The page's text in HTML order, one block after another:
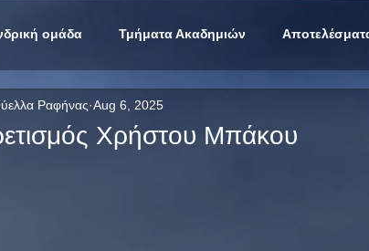
ομάδα Τμήματα Ακαδημιών
Χρήστου Μπάκου
Ραφήνας Aug 6, 2025